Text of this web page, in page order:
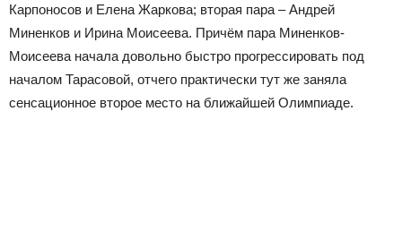
Карпоносов и Елена Жаркова; вторая пара – Андрей
Миненков и Ирина Моисеева. Причём пара Миненков-
Моисеева начала довольно быстро прогрессировать под
началом Тарасовой, отчего практически тут же заняла
сенсационное второе место на ближайшей Олимпиаде.